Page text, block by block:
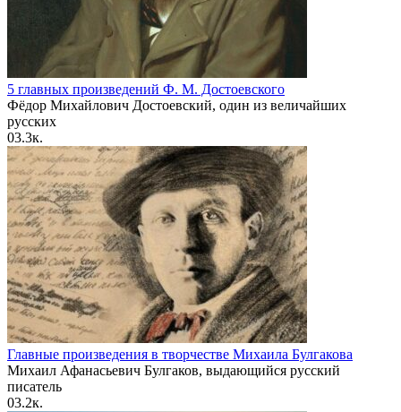
5 главных произведений Ф. М. Достоевского
Фёдор Михайлович Достоевский, один из величайших
русских
03.3к.
Главные произведения в творчестве Михаила Булгакова
Михаил Афанасьевич Булгаков, выдающийся русский
писатель
03.2к.